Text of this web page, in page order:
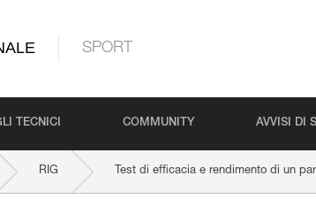
SPORT
TECNICI COMMUNITY AVVISI DI
RIG Test di efficacia e rendimento di un